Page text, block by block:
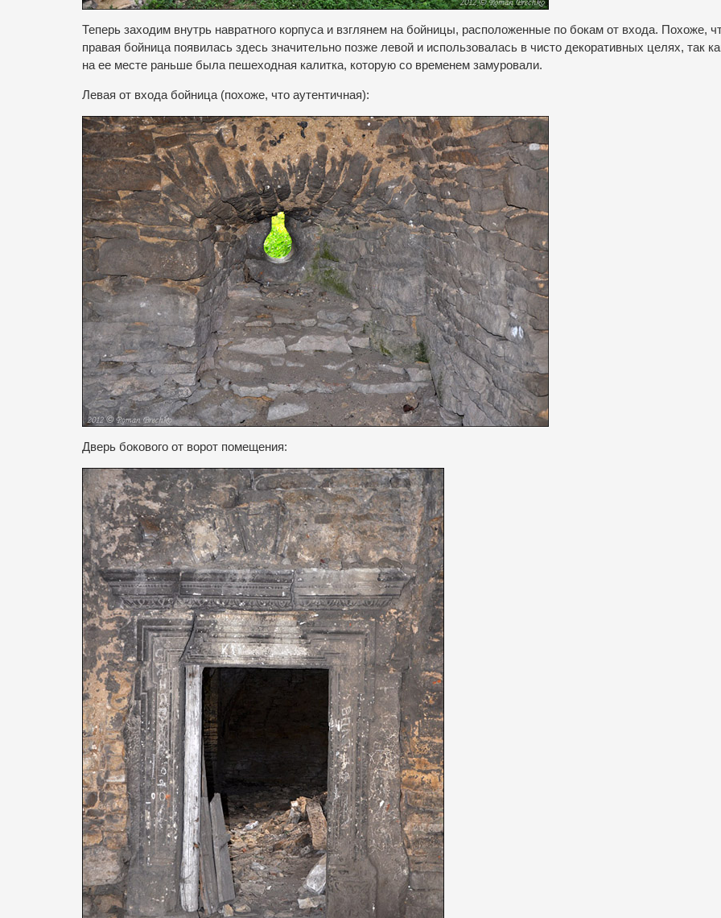
Теперь заходим внутрь навратного корпуса и взглянем на бойницы, расположенные по бокам от входа. Похоже,
правая бойница появилась здесь значительно позже левой и использовалась в чисто декоративных целях, так
на ее месте раньше была пешеходная калитка, которую со временем замуровали.
Левая от входа бойница (похоже, что аутентичная):
Дверь бокового от ворот помещения: